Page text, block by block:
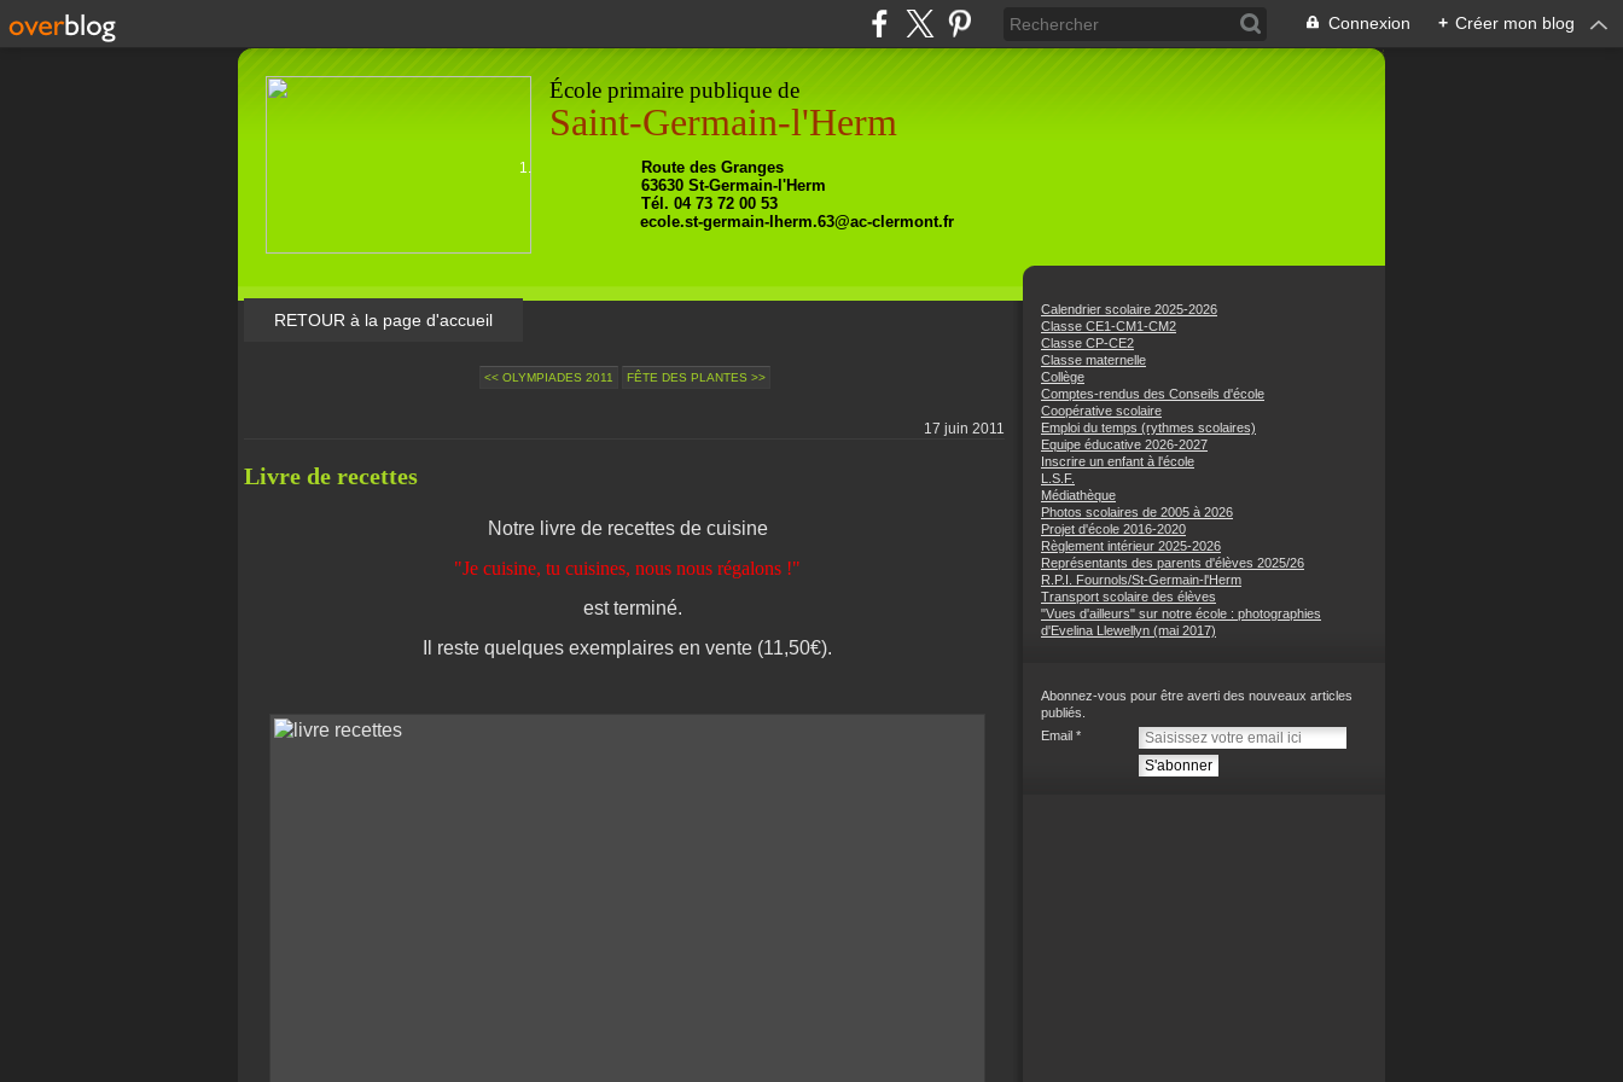
Connexion + Créer mon blog
École primaire publique de
Saint-Germain-l'Herm
Route des Granges
63630 St-Germain-l'Herm
Tél. 04 73 72 00 53
ecole.st-germain-lherm.63@ac-clermont.fr
RETOUR à la page d'accueil
<< OLYMPIADES 2011 FÊTE DES PLANTES >>
17 juin 2011
Livre de recettes
Notre livre de recettes de cuisine
"Je cuisine, tu cuisines, nous nous régalons !"
est terminé.
Il reste quelques exemplaires en vente (11,50€).
Calendrier scolaire 2025-2026
Classe CE1-CM1-CM2
Classe CP-CE2
Classe maternelle
Collège
Comptes-rendus des Conseils d'école
Coopérative scolaire
Emploi du temps (rythmes scolaires)
Equipe éducative 2026-2027
Inscrire un enfant à l'école
L.S.F.
Médiathèque
Photos scolaires de 2005 à 2026
Projet d'école 2016-2020
Règlement intérieur 2025-2026
Représentants des parents d'élèves 2025/26
R.P.I. Fournols/St-Germain-l'Herm
Transport scolaire des élèves
"Vues d'ailleurs" sur notre école : photographies
d'Evelina Llewellyn (mai 2017)
Abonnez-vous pour être averti des nouveaux articles
publiés.
Email